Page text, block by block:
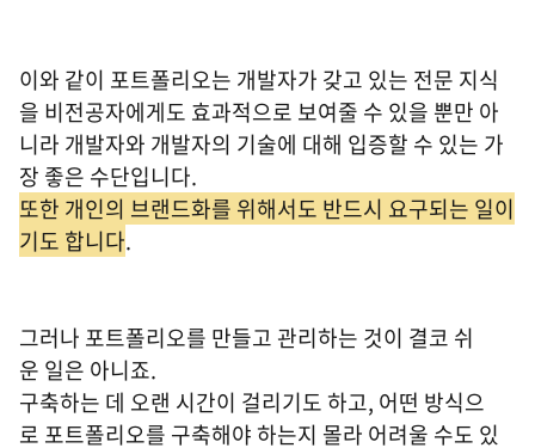
이와 같이 포트폴리오는 개발자가 갖고 있는 전문 지식
을 비전공자에게도 효과적으로 보여줄 수 있을 뿐만 아
니라 개발자와 개발자의 기술에 대해 입증할 수 있는 가
장 좋은 수단입니다.
또한 개인의 브랜드화를 위해서도 반드시 요구되는 일이
기도 합니다.
그러나 포트폴리오를 만들고 관리하는 것이 결코 쉬
운 일은 아니죠.
구축하는 데 오랜 시간이 걸리기도 하고, 어떤 방식으
로 포트폴리오를 구축해야 하는지 몰라 어려울 수도 있